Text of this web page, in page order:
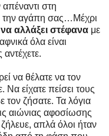
στη
την αγάπη σας…Μέχρι
να αλλάξει στέφανα με
όλα είναι
να θέλατε να τον
Να είχατε πείσει τους
τον ζήσατε. Τα λόγια
αιώνιας αφοσίωσης
ζήλευε, απλά όλοι ήταν